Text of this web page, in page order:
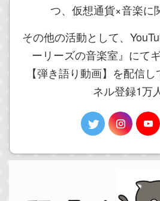
つ、仮想通貨×音楽に
その他の活動として、
ーリーズの音楽室』にて
【弾き語り動画】を配信
ネル登録1万